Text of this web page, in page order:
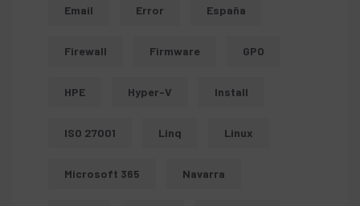
Email Error España
Firewall Firmware GPO
HPE Hyper-V Install
ISO 27001 Linq Linux
Microsoft 365 Navarra